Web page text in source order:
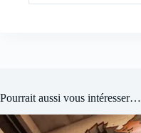
Pourrait aussi vous intéresser…